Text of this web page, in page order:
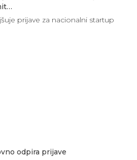
prijave za nacionalni startup
odpira prijave